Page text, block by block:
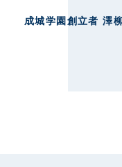
成城学園創立者 澤